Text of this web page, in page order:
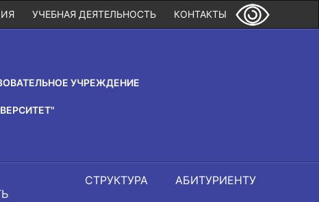
КОНТАКТЫ
УЧЕБНАЯ ДЕЯТЕЛЬНОСТЬ
УЧРЕЖДЕНИЕ
СТРУКТУРА АБИТУРИЕНТУ